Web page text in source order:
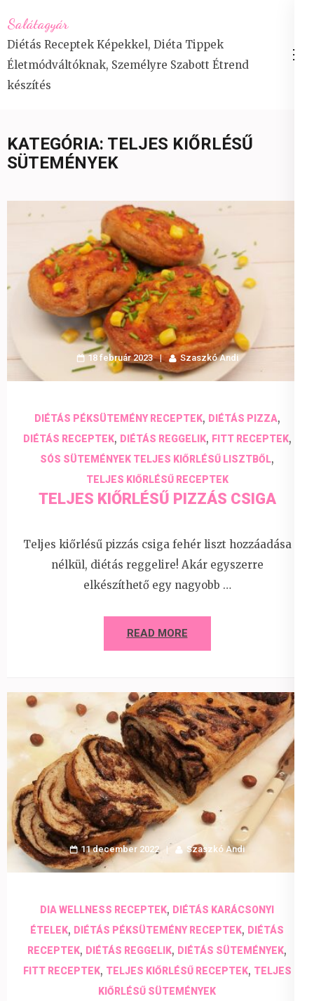
to
content
(Press
Enter)
Salátagyár
Diétás Receptek Képekkel, Diéta Tippek
Életmódváltóknak, Személyre Szabott Étrend
készítés
KATEGÓRIA: TELJES KIŐRLÉSŰ
SÜTEMÉNYEK
18 február 2023 Szaszkó Andi
DIÉTÁS PÉKSÜTEMÉNY RECEPTEK, DIÉTÁS PIZZA,
DIÉTÁS RECEPTEK, DIÉTÁS REGGELIK, FITT RECEPTEK,
SÓS SÜTEMÉNYEK TELJES KIŐRLÉSŰ LISZTBŐL,
TELJES KIŐRLÉSŰ RECEPTEK
TELJES KIŐRLÉSŰ PIZZÁS CSIGA
Teljes kiőrlésű pizzás csiga fehér liszt hozzáadása
nélkül, diétás reggelire! Akár egyszerre
elkészíthető egy nagyobb …
READ MORE
11 december 2022 Szaszkó Andi
DIA WELLNESS RECEPTEK, DIÉTÁS KARÁCSONYI
ÉTELEK, DIÉTÁS PÉKSÜTEMÉNY RECEPTEK, DIÉTÁS
RECEPTEK, DIÉTÁS REGGELIK, DIÉTÁS SÜTEMÉNYEK,
FITT RECEPTEK, TELJES KIŐRLÉSŰ RECEPTEK, TELJES
KIŐRLÉSŰ SÜTEMÉNYEK